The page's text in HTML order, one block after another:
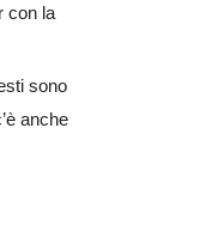
con la
sono
anche